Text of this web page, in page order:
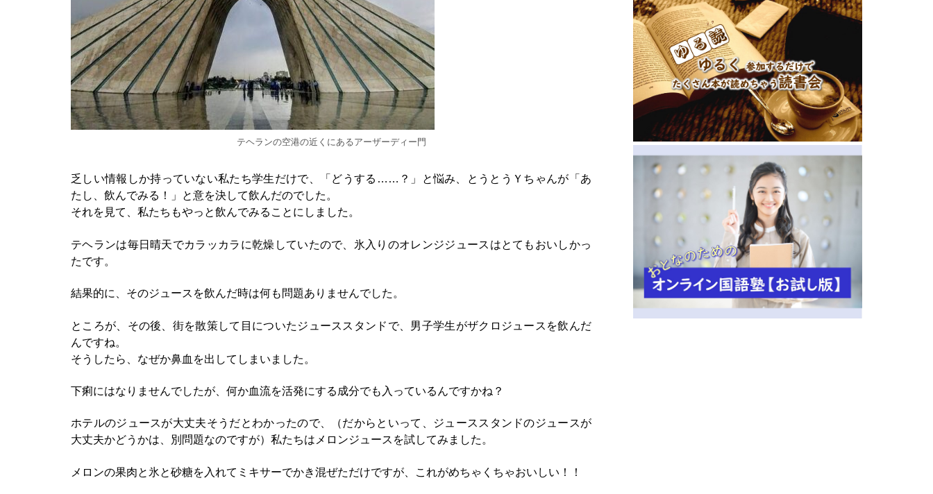
テヘランの空港の近くにあるアーザーディー門
乏しい情報しか持っていない私たち学生だけで、「どうする……？」と悩み、とうとうＹちゃんが「あ
たし、飲んでみる！」と意を決して飲んだのでした。
それを見て、私たちもやっと飲んでみることにしました。
テヘランは毎日晴天でカラッカラに乾燥していたので、氷入りのオレンジジュースはとてもおいしかっ
たです。
結果的に、そのジュースを飲んだ時は何も問題ありませんでした。
ところが、その後、街を散策して目についたジューススタンドで、男子学生がザクロジュースを飲んだ
んですね。
そうしたら、なぜか鼻血を出してしまいました。
下痢にはなりませんでしたが、何か血流を活発にする成分でも入っているんですかね？
ホテルのジュースが大丈夫そうだとわかったので、（だからといって、ジューススタンドのジュースが
大丈夫かどうかは、別問題なのですが）私たちはメロンジュースを試してみました。
メロンの果肉と氷と砂糖を入れてミキサーでかき混ぜただけですが、これがめちゃくちゃおいしい！！